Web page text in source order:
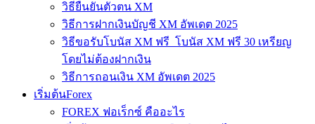
วิธียืนยันตัวตน XM
วิธีการฝากเงินบัญชี XM อัพเดต 2025
วิธีขอรับโบนัส XM ฟรี โบนัส XM ฟรี 30 เหรียญ
โดยไม่ต้องฝากเงิน
วิธีการถอนเงิน XM อัพเดต 2025
เริ่มต้นForex
FOREX ฟอเร็กซ์ คืออะไร